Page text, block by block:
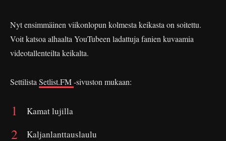
Nyt ensimmäinen viikonlopun kolmesta keikasta on soitettu.
Voit katsoa alhaalta YouTubeen ladattuja fanien kuvaamia
videotallenteilta keikalta.
Settilista Setlist.FM-sivuston mukaan:
Kamat lujilla
Kaljanlanttauslaulu